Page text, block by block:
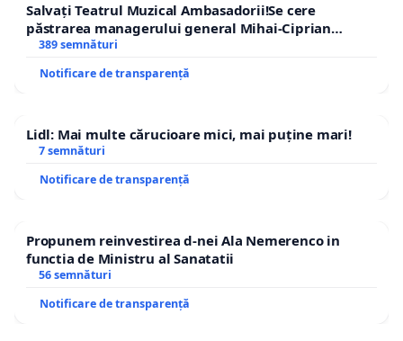
Salvați Teatrul Muzical Ambasadorii!Se cere
păstrarea managerului general Mihai-Ciprian
ROGOJAN
389 semnături
Notificare de transparență
Lidl: Mai multe cărucioare mici, mai puține mari!
7 semnături
Notificare de transparență
Propunem reinvestirea d-nei Ala Nemerenco in
functia de Ministru al Sanatatii
56 semnături
Notificare de transparență